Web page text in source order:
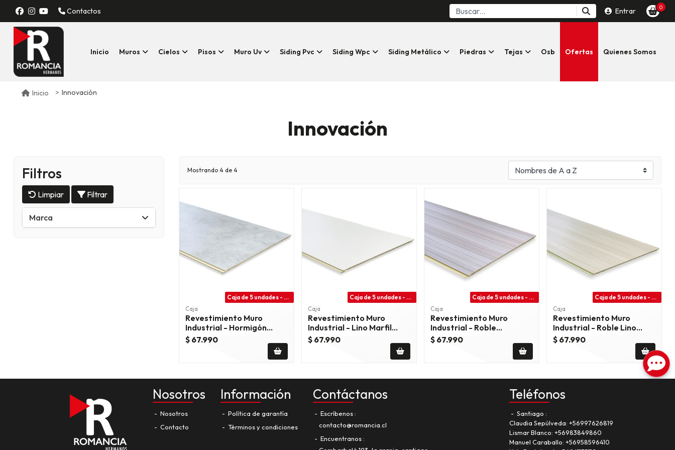
Contactos Entrar 0
Inicio Muros Cielos Pisos Muro Uv Siding Pvc Siding Wpc Siding Metálico Piedras Tejas Osb Ofertas Quienes Somos
Inicio Innovación
Innovación
Filtros
Limpiar Filtrar
Marca
Mostrando 4 de 4
Caja de 5 undades - 7.20 m2
Caja
Revestimiento Muro
Industrial - Hormigón
Patagonia - Hc-3155
$ 67.990
Caja de 5 undades - 7.20 m2
Caja
Revestimiento Muro
Industrial - Lino Marfil
Premium - Q-789
$ 67.990
Caja de 5 undades - 7.20 m2
Caja
Revestimiento Muro
Industrial - Roble
Industrial Terra - Bo-
1022-170
$ 67.990
Caja de 5 undades - 7.20 m2
Caja
Revestimiento Muro
Industrial - Roble Lino
Natural - Hp-57801-2
$ 67.990
Nosotros
Nosotros
Contacto
Información
Política de garantía
Términos y condiciones
Contáctanos
Escríbenos
contacto@romancia.cl
Encuentranos
Teléfonos
Santiago
Claudia Sepúlveda: +56997626819
Lismar Blanco: +56983849860
Manuel Caraballo: +56958596410